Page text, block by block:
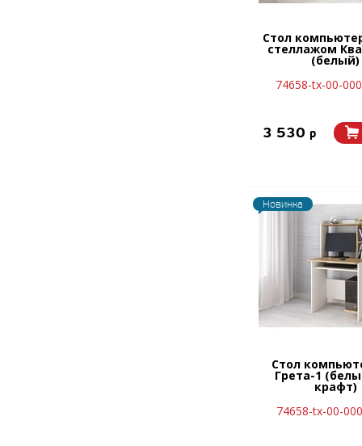
Стол
стеллажом
(белый)
74658-tx-00-
3 530 p
Новинка
Стол
Грета-1
крафт)
74658-tx-00-